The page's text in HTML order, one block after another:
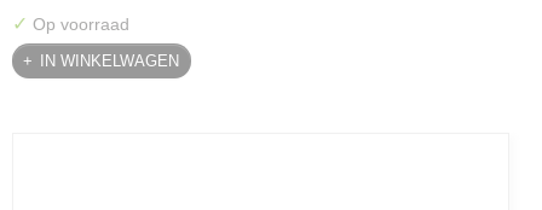
✓ Op voorraad
IN WINKELWAGEN